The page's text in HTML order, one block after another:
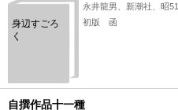
身辺すごろ
く
永井龍男、新潮社、昭51
初版 函
自撰作品十一種